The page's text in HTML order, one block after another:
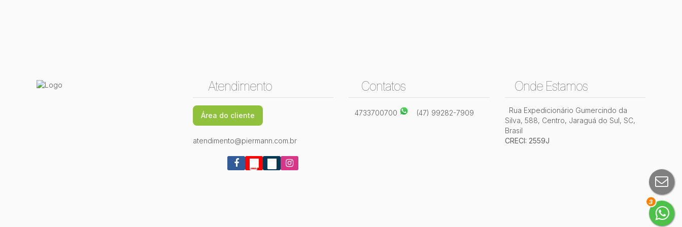
3
Atendimento
Área do cliente
atendimento@piermann.com.br
Contatos
4733700700 (47) 99282-7909
Onde Estamos
Rua Expedicionário Gumercindo da
Silva, 588, Centro, Jaraguá do Sul, SC,
Brasil
CRECI: 2559J